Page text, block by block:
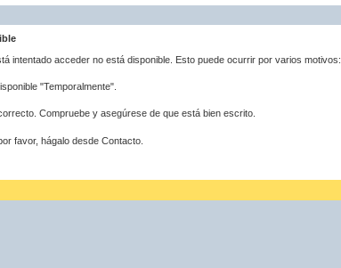
intentado acceder no está disponible. Esto puede ocurrir por varios motivos:
"Temporalmente".
Compruebe y asegúrese de que está bien escrito.
favor, hágalo desde Contacto.